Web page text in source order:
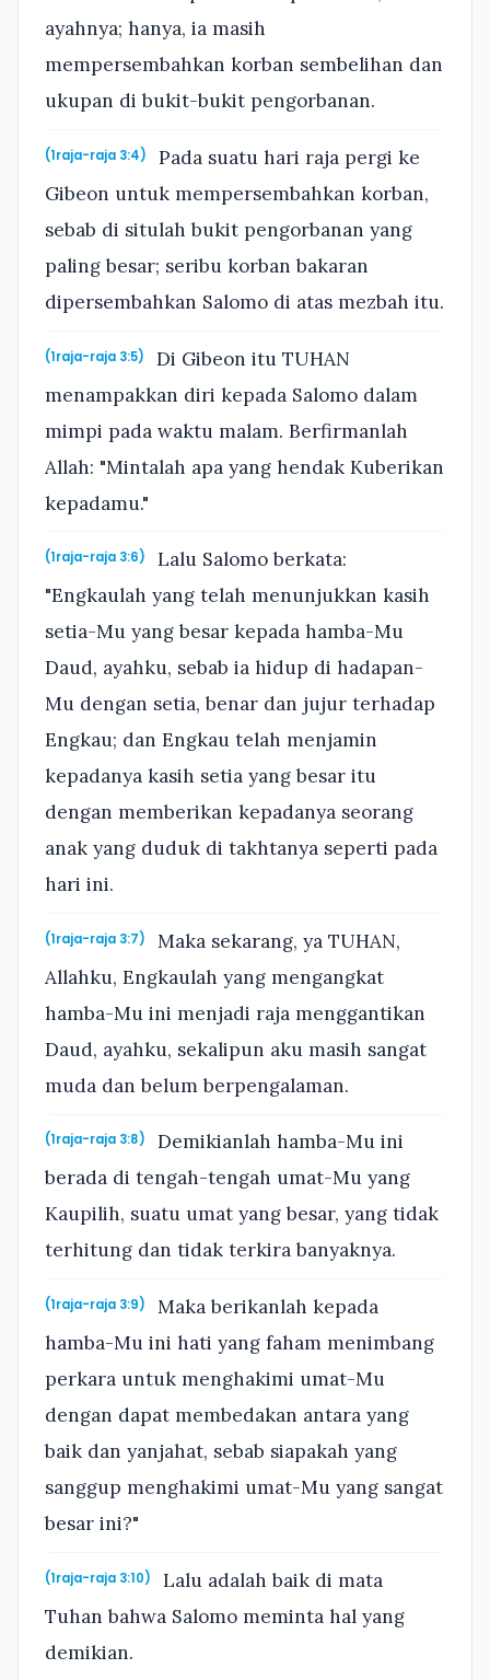
ayahnya; hanya, ia masih
mempersembahkan korban sembelihan dan
ukupan di bukit-bukit pengorbanan.
(1raja-raja 3:4)
Pada suatu hari raja pergi ke
Gibeon untuk mempersembahkan korban,
sebab di situlah bukit pengorbanan yang
paling besar; seribu korban bakaran
dipersembahkan Salomo di atas mezbah itu.
(1raja-raja 3:5)
Di Gibeon itu TUHAN
menampakkan diri kepada Salomo dalam
mimpi pada waktu malam. Berfirmanlah
Allah: "Mintalah apa yang hendak Kuberikan
kepadamu."
(1raja-raja 3:6)
Lalu Salomo berkata:
"Engkaulah yang telah menunjukkan kasih
setia-Mu yang besar kepada hamba-Mu
Daud, ayahku, sebab ia hidup di hadapan-
Mu dengan setia, benar dan jujur terhadap
Engkau; dan Engkau telah menjamin
kepadanya kasih setia yang besar itu
dengan memberikan kepadanya seorang
anak yang duduk di takhtanya seperti pada
hari ini.
(1raja-raja 3:7)
Maka sekarang, ya TUHAN,
Allahku, Engkaulah yang mengangkat
hamba-Mu ini menjadi raja menggantikan
Daud, ayahku, sekalipun aku masih sangat
muda dan belum berpengalaman.
(1raja-raja 3:8)
Demikianlah hamba-Mu ini
berada di tengah-tengah umat-Mu yang
Kaupilih, suatu umat yang besar, yang tidak
terhitung dan tidak terkira banyaknya.
(1raja-raja 3:9)
Maka berikanlah kepada
hamba-Mu ini hati yang faham menimbang
perkara untuk menghakimi umat-Mu
dengan dapat membedakan antara yang
baik dan yanjahat, sebab siapakah yang
sanggup menghakimi umat-Mu yang sangat
besar ini?"
(1raja-raja 3:10)
Lalu adalah baik di mata
Tuhan bahwa Salomo meminta hal yang
demikian.